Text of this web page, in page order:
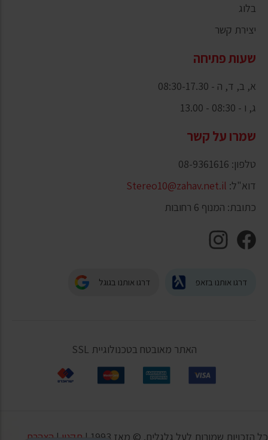
בלוג
יצירת קשר
שעות פתיחה
א, ב, ד, ה - 08:30-17.30
ג, ו - 08:30 - 13.00
שמרו על קשר
טלפון: 08-9361616
דוא"ל: Stereo10@zahav.net.il
כתובת: המנוף 6 רחובות
דרגו אותנו בזאפ דרגו אותנו בגוגל
האתר מאובטח בטכנולוגיית SSL
כל הזכויות שמורות לעל גלגלים. © מאז 1993 | תקנון | הצהרת